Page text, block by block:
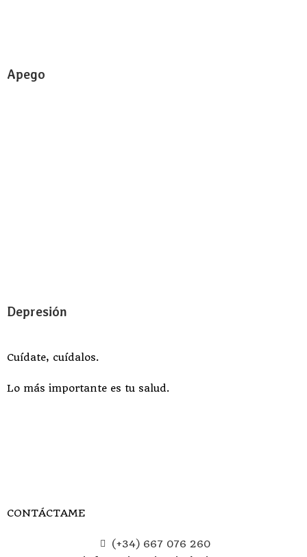
Apego
Depresión
Cuídate, cuídalos.
Lo más importante es tu salud.
CONTÁCTAME
(+34) 667 076 260